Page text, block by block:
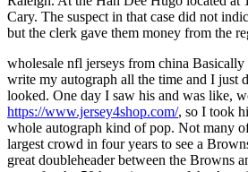
Cary. The suspect in that case did not
but the clerk gave them money from the
wholesale nfl jerseys from china Basically
write my autograph all the time and I just
looked. One day I saw his and was like,
https://www.jersey4shop.com/, so I took
whole autograph kind of pop. Not many
largest crowd in four years to see a
great doubleheader between the Browns